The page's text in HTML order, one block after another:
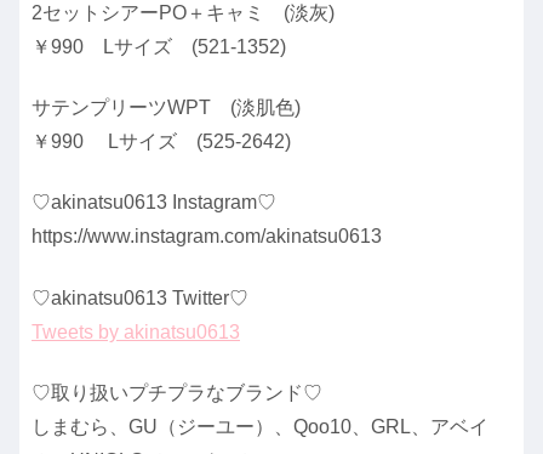
2セットシアーPO＋キャミ (淡灰)
￥990 Lサイズ (521-1352)
サテンプリーツWPT (淡肌色)
￥990 Lサイズ (525-2642)
♡akinatsu0613 Instagram♡
https://www.instagram.com/akinatsu0613
♡akinatsu0613 Twitter♡
Tweets by akinatsu0613
♡取り扱いプチプラなブランド♡
しまむら、GU（ジーユー）、Qoo10、GRL、アベイ